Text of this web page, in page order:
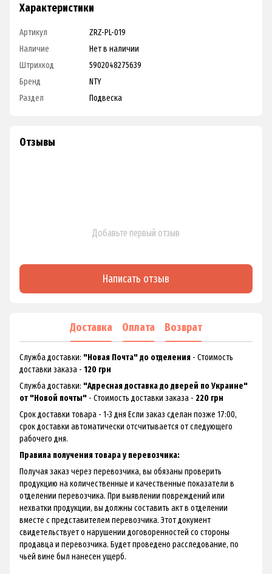
Характеристики
Артикул
ZRZ-PL-019
Наличие
Нет в наличии
Штрихкод
5902048275639
Бренд
NTY
Раздел
Подвеска
Отзывы
Добавьте первый отзыв
Написать отзыв
Доставка Оплата Возврат
Служба доставки: "Новая Почта" до отделения - Стоимость
доставки заказа - 120 грн
Служба доставки: "Адресная доставка до дверей по Украине"
от "Новой почты" - Стоимость доставки заказа - 220 грн
Срок доставки товара - 1-3 дня Если заказ сделан позже 17:00,
срок доставки автоматически отсчитывается от следующего
рабочего дня.
Правила получения товара у перевозчика:
Получая заказ через перевозчика, вы обязаны проверить
продукцию на количественные и качественные показатели в
отделении перевозчика. При выявлении повреждений или
нехватки продукции, вы должны составить акт в отделении
вместе с представителем перевозчика. Этот документ
свидетельствует о нарушении договоренностей со стороны
продавца и перевозчика. Будет проведено расследование, по
чьей вине был нанесен ущерб.